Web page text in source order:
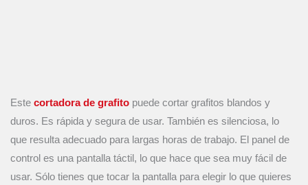
Este cortadora de grafito puede cortar grafitos blandos y
duros. Es rápida y segura de usar. También es silenciosa, lo
que resulta adecuado para largas horas de trabajo. El panel de
control es una pantalla táctil, lo que hace que sea muy fácil de
usar. Sólo tienes que tocar la pantalla para elegir lo que quieres